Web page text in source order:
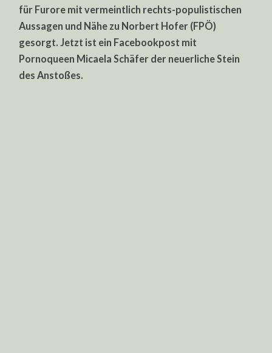
für Furore mit vermeintlich rechts-populistischen
Aussagen und Nähe zu Norbert Hofer (FPÖ)
gesorgt. Jetzt ist ein Facebookpost mit
Pornoqueen Micaela Schäfer der neuerliche Stein
des Anstoßes.